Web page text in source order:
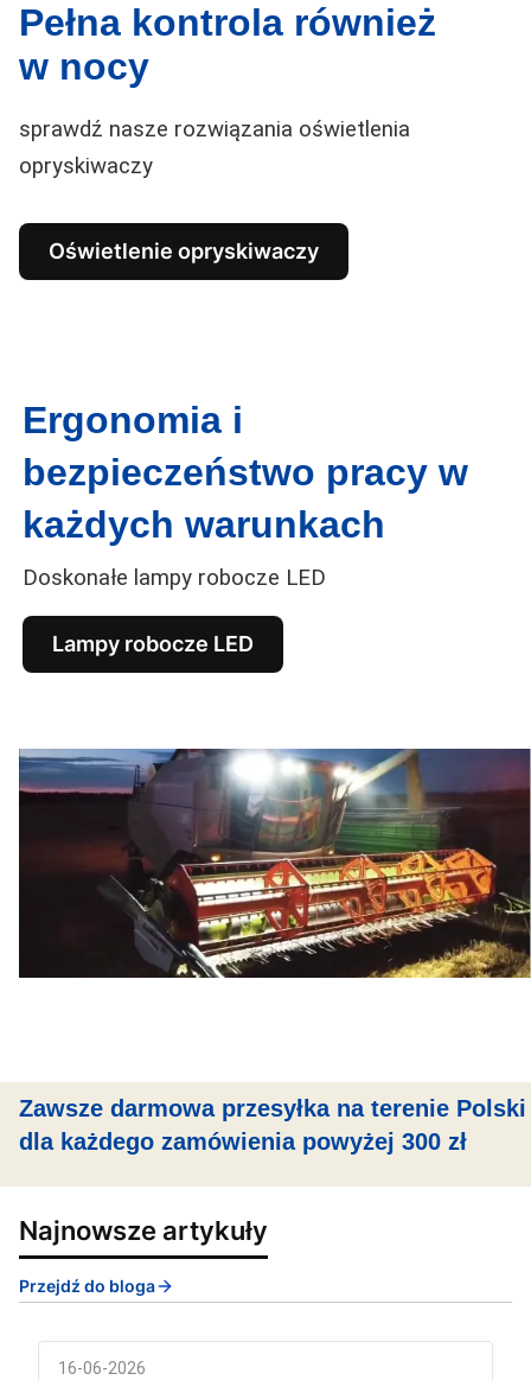
Pełna kontrola również
w nocy
sprawdź nasze rozwiązania oświetlenia
opryskiwaczy
Oświetlenie opryskiwaczy
Ergonomia i
bezpieczeństwo pracy w
każdych warunkach
Doskonałe lampy robocze LED
Lampy robocze LED
Zawsze darmowa przesyłka na terenie Polski
dla każdego zamówienia powyżej 300 zł
Najnowsze artykuły
Przejdź do bloga
16-06-2026